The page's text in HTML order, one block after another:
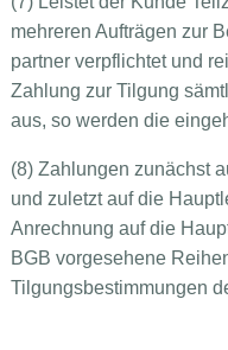
mehreren Aufträgen zur
partner verpflichtet und
Zahlung zur Tilgung
aus, so werden die
(8) Zahlungen zunächst
und zuletzt auf die
Anrechnung auf die
BGB vorgesehene
Tilgungsbestimmungen